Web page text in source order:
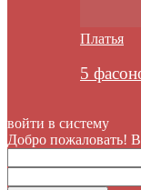
Платья
5
войти в систему
Добро пожаловать!